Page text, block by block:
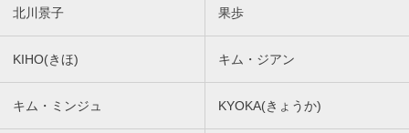
北川景子 果歩
KIHO(きほ) キム・ジアン
キム・ミンジュ KYOKA(きょうか)